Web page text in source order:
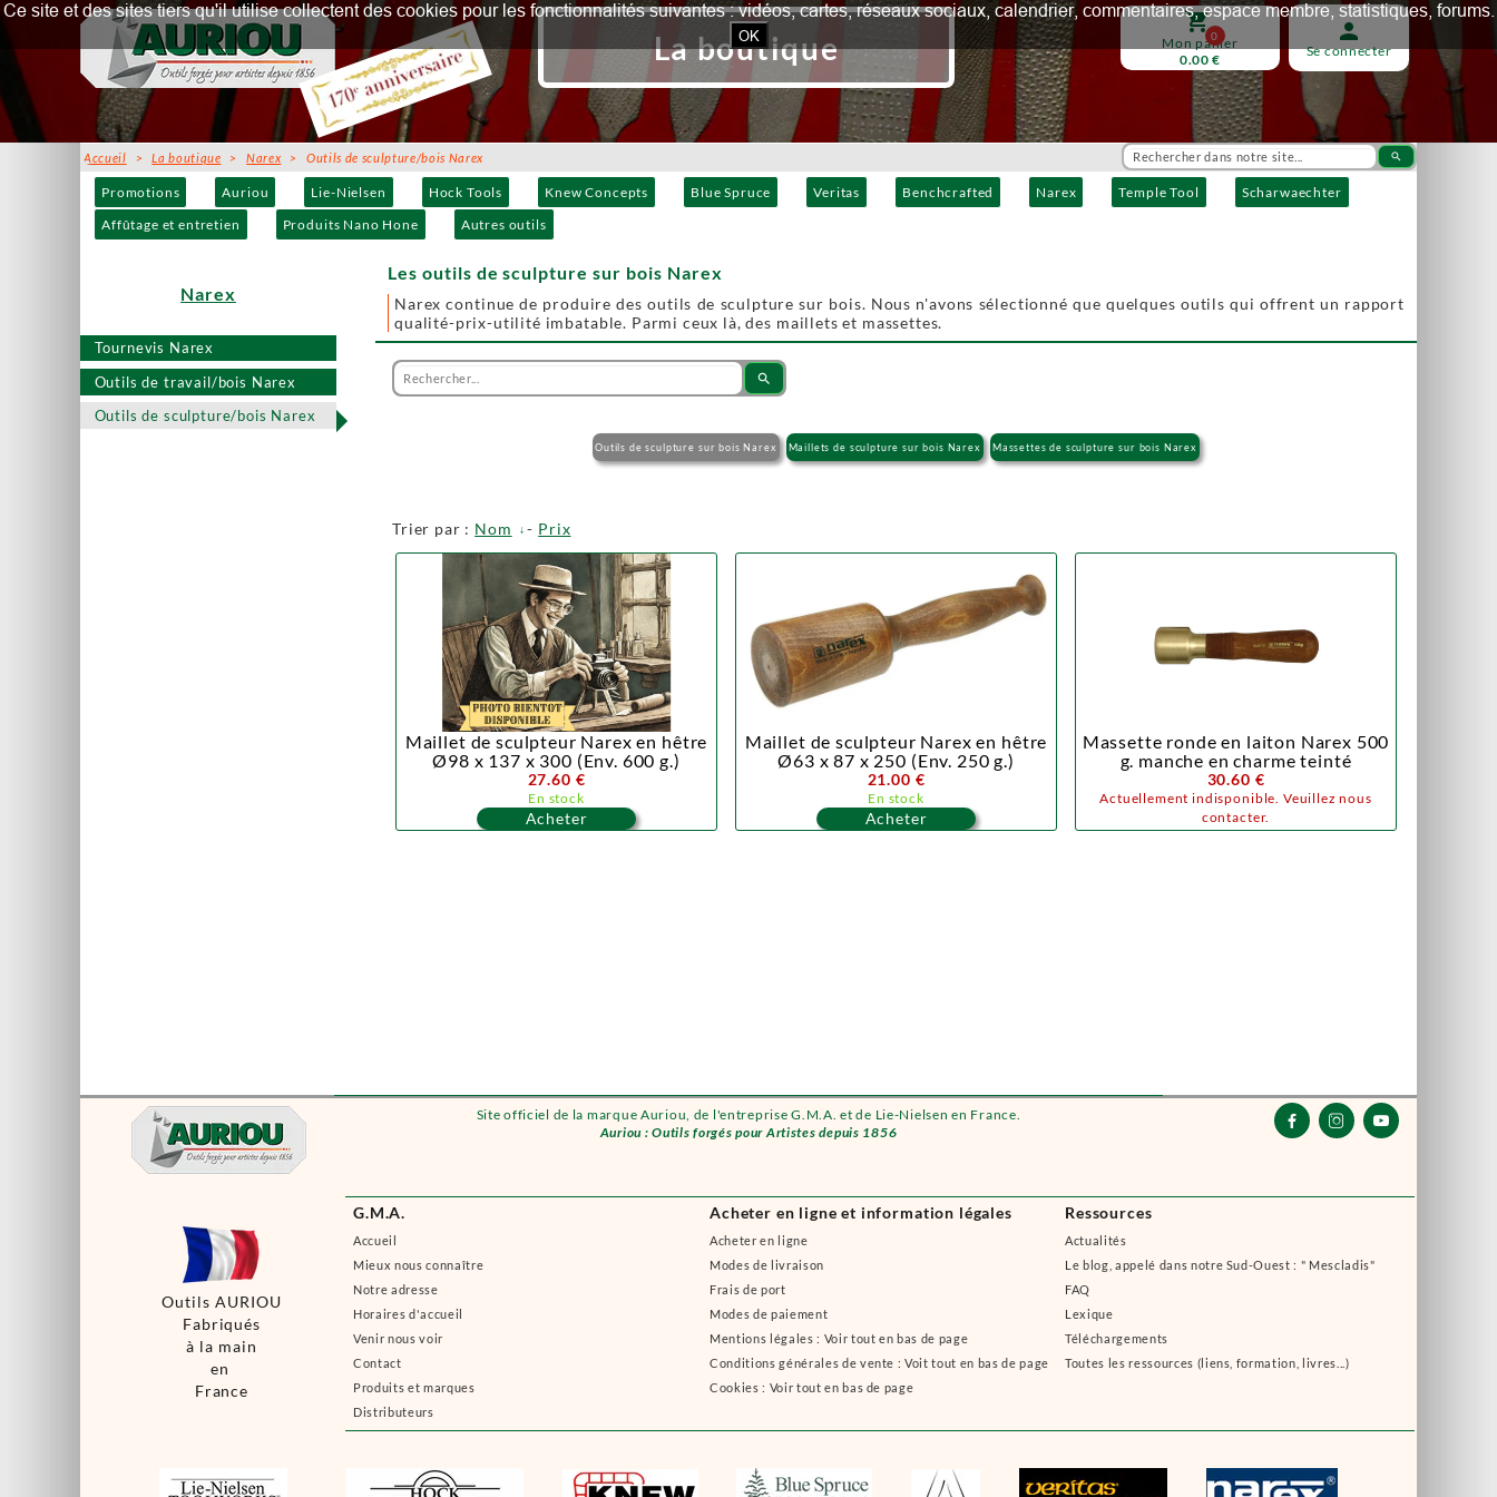
Site officiel de la marque Auriou, de l'entreprise G.M.A. et de Lie-Nielsen en France.
Auriou : Outils forgés pour Artistes depuis 1856
search
Promotions Auriou Lie-Nielsen Hock Tools Knew Concepts Blue Spruce Veritas Benchcrafted Narex Temple Tool
Scharwaechter
Affûtage et entretien
Produits Nano Hone Autres outils
person
Se connecter
shopping_cart
0
Mon panier
0.00 €
G.M.A.
Accueil
Mieux nous connaître
Notre adresse
Horaires d'accueil
Venir nous voir
Contact
Produits et marques
Distributeurs
Acheter en ligne et information légales
Acheter en ligne
Modes de livraison
Frais de port
Modes de paiement
Mentions légales : Voir tout en bas de page
Conditions générales de vente : Voit tout en bas de page
Cookies : Voir tout en bas de page
Ressources
Actualités
Le blog, appelé dans notre Sud-Ouest : " Mescladis"
FAQ
Lexique
Téléchargements
Toutes les ressources (liens, formation, livres...)
Tournevis Narex
Outils de travail/bois Narex
Outils de sculpture/bois Narex
  
Outils AURIOU
Fabriqués
à la main
en
France
La boutique
Accueil >La boutique >Narex > Outils de sculpture/bois Narex
Narex
Les outils de sculpture sur bois Narex
Narex continue de produire des outils de sculpture sur bois. Nous n'avons sélectionné que quelques outils qui offrent un rapport
qualité-prix-utilité imbatable. Parmi ceux là, des maillets et massettes.
search
Outils de sculpture sur bois Narex Maillets de sculpture sur bois Narex Massettes de sculpture sur bois Narex
Trier par : Nom - Prix
Maillet de sculpteur Narex en hêtre
Ø98 x 137 x 300 (Env. 600 g.)
27.60 €
En stock
Acheter
Maillet de sculpteur Narex en hêtre
Ø63 x 87 x 250 (Env. 250 g.)
21.00 €
En stock
Acheter
Massette ronde en laiton Narex 500
g. manche en charme teinté
30.60 €
Actuellement indisponible. Veuillez nous
contacter.
Ce site et des sites tiers qu'il utilise collectent des cookies pour les fonctionnalités suivantes : vidéos, cartes, réseaux sociaux, calendrier, commentaires, espace membre, statistiques, forums.
OK